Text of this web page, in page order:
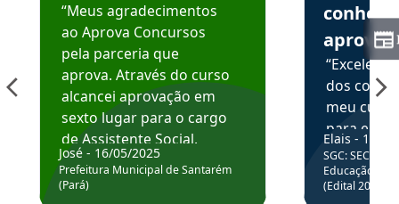
“Meus agradecimentos
ao Aprova Concursos
pela parceria que
aprova. Através do curso
alcancei aprovação em
sexto lugar para o cargo
de Assistente Social.
Hoje estou atuando na
Prefeitura de Santarém.
José - 16/05/2025
Prefeitura Municipal de Santarém
(Pará)
aprova
dos
meu
para
colocar
através
de
Elais - 15/
SGC: SEC BA
Educação
(Edital